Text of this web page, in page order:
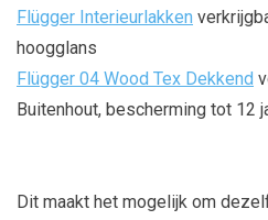
Flügger Interieurlakken
hoogglans
Flügger 04 Wood Tex Dekkend
Buitenhout, bescherming tot 12
Dit maakt het mogelijk om